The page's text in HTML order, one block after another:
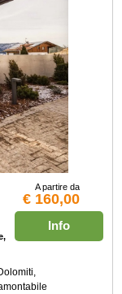
A partire da
€ 160,00
Info